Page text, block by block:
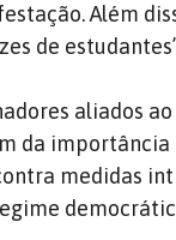
Além
de
aliados
da
medidas